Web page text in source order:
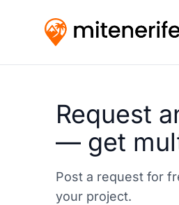
Request
— get
Post a request for
your project.